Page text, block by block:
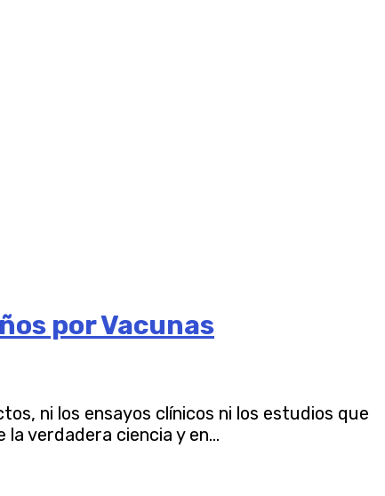
por Vacunas
ni los ensayos clínicos ni los estudios que
verdadera ciencia y en...